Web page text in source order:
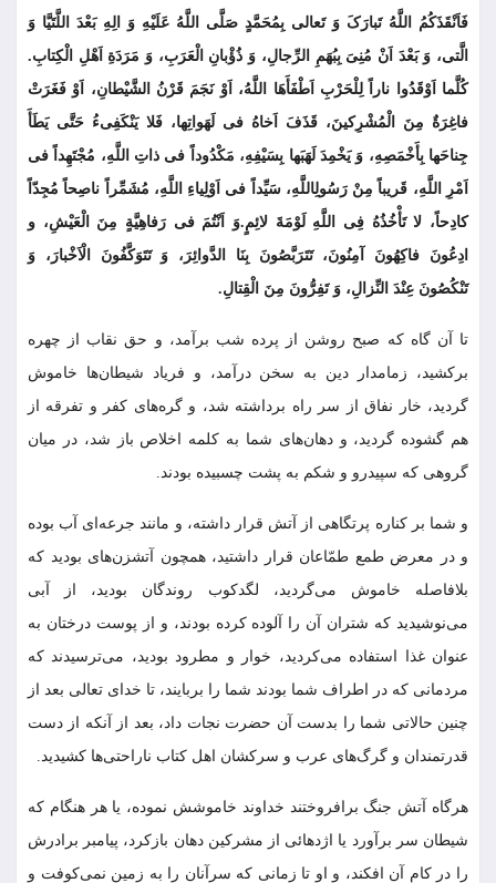
فَاَنْقَذَکُمُ اللَّهُ تَبارَکَ وَ تَعالی بِمُحَمَّدٍ صَلَّى اللَّهُ عَلَیْهِ وَ الِهِ بَعْدَ اللَّتَیَّا وَ
الَّتی، وَ بَعْدَ اَنْ مُنِیَ بِبُهَمِ الرِّجالِ، وَ ذُؤْبانِ الْعَرَبِ، وَ مَرَدَةِ اَهْلِ الْکِتابِ.
کُلَّما اَوْقَدُوا ناراً لِلْحَرْبِ اَطْفَأَهَا اللَّهُ، اَوْ نَجَمَ قَرْنُ الشَّیْطانِ، اَوْ فَغَرَتْ
فاغِرَةٌ مِنَ الْمُشْرِکینَ، قَذَفَ اَخاهُ فی لَهَواتِها، فَلا یَنْکَفِی‏ءُ حَتَّى یَطَأَ
جِناحَها بِأَخْمَصِهِ، وَ یَخْمِدَ لَهَبَها بِسَیْفِهِ، مَکْدُوداً فی ذاتِ اللَّهِ، مُجْتَهِداً فی
اَمْرِ اللَّهِ، قَریباً مِنْ رَسُولِ‏اللَّهِ، سَیِّداً فی اَوْلِیاءِ اللَّهِ، مُشَمِّراً ناصِحاً مُجِدّاً
کادِحاً، لا تَأْخُذُهُ فِی اللَّهِ لَوْمَةَ لائِمٍ.وَ اَنْتُمَ فی رَفاهِیَّةٍ مِنَ الْعَیْشِ، و
ادِعُونَ فاکِهُونَ آمِنُونَ، تَتَرَبَّصُونَ بِنَا الدَّوائِرَ، وَ تَتَوَکَّفُونَ الْاَخْبارَ، وَ
تَنْکُصُونَ عِنْدَ النِّزالِ، وَ تَفِرُّونَ مِنَ الْقِتالِ.
تا آن گاه که صبح روشن از پرده شب برآمد، و حق نقاب از چهره
برکشید، زمامدار دین به سخن درآمد، و فریاد شیطان‌ها خاموش
گردید، خار نفاق از سر راه برداشته شد، و گره‏‌هاى کفر و تفرقه از
هم گشوده گردید، و دهان‌هاى شما به کلمه اخلاص باز شد، در میان
گروهى که سپیدرو و شکم به پشت چسبیده بودند.
و شما بر کناره پرتگاهى از آتش قرار داشته، و مانند جرعه‏‌اى آب بوده
و در معرض طمع طمّاعان قرار داشتید، همچون آتش‏زن‌ه‏اى بودید که
بلافاصله خاموش مى‌‏گردید، لگدکوب روندگان بودید، از آبى
مى‏‌نوشیدید که شتران آن را آلوده کرده بودند، و از پوست درختان به
عنوان غذا استفاده مى‏‌کردید، خوار و مطرود بودید، مى‌‏ترسیدند که
مردمانى که در اطراف شما بودند شما را بربایند، تا خداى تعالى بعد از
چنین حالاتى شما را بدست آن حضرت نجات داد، بعد از آنکه از دست
قدرتمندان و گرگ‌هاى عرب و سرکشان اهل کتاب ناراحتی‌ها کشیدید.
هرگاه آتش جنگ برافروختند خداوند خاموشش نموده، یا هر هنگام که
شیطان سر برآورد یا اژدهائى از مشرکین دهان بازکرد، پیامبر برادرش
را در کام آن افکند، و او تا زمانى که سرآنان را به زمین نمى‌‏کوفت و